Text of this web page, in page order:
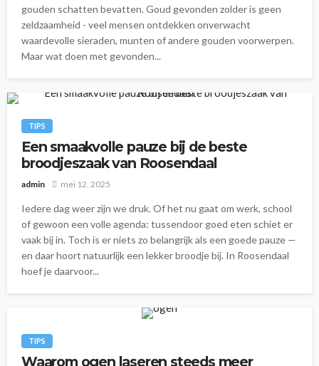
gouden schatten bevatten. Goud gevonden zolder is geen
zeldzaamheid - veel mensen ontdekken onverwacht
waardevolle sieraden, munten of andere gouden voorwerpen.
Maar wat doen met gevonden...
TIPS
Een smaakvolle pauze bij de beste
broodjeszaak van Roosendaal
admin mei 12, 2025
Iedere dag weer zijn we druk. Of het nu gaat om werk, school
of gewoon een volle agenda: tussendoor goed eten schiet er
vaak bij in. Toch is er niets zo belangrijk als een goede pauze —
en daar hoort natuurlijk een lekker broodje bij. In Roosendaal
hoef je daarvoor...
TIPS
Waarom ogen laseren steeds meer